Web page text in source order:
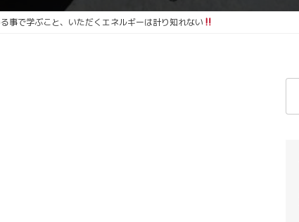
新
日
事で学ぶこと、いただくエネルギーは計り知れない